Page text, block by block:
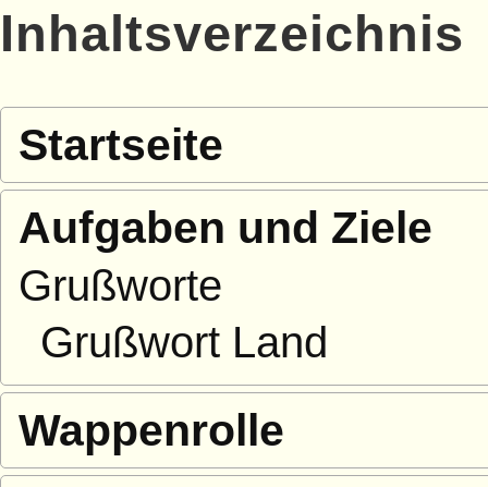
Inhaltsverzeichnis
Startseite
Aufgaben und Ziele
Grußworte
Grußwort Land
Wappenrolle